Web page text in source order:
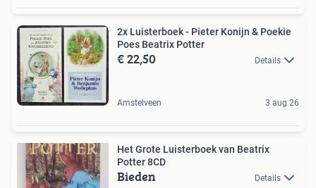
2x Luisterboek - Pieter Konijn & Poekie
Poes Beatrix Potter
€ 22,50 Details
Amstelveen 3 aug 26
Het Grote Luisterboek van Beatrix
Potter 8CD
Bieden Details